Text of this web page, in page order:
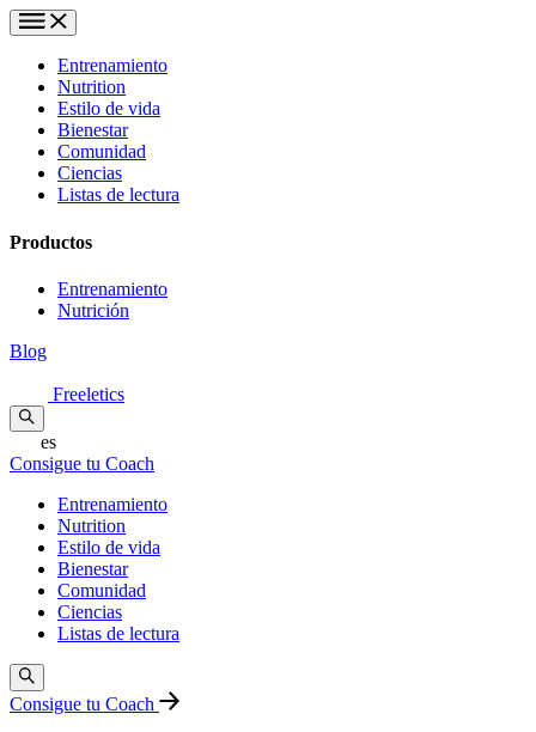
Entrenamiento
Nutrition
Estilo de vida
Bienestar
Comunidad
Ciencias
Listas de lectura
Productos
Entrenamiento
Nutrición
Blog
Freeletics
es
Consigue tu Coach
Entrenamiento
Nutrition
Estilo de vida
Bienestar
Comunidad
Ciencias
Listas de lectura
Consigue tu Coach